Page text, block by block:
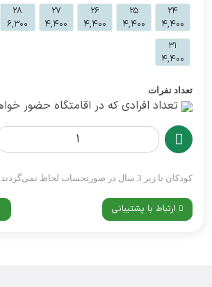
24
4,400
25
4,400
26
4,400
27
4,400
28
6,300
31
4,400
تعداد نفرات
تعداد افرادی که در اقامتگاه حضور
کودکان تا زیر 3 سال در صورتحساب لحاظ نمی‌گردند.
ارتباط با پشتیبانی